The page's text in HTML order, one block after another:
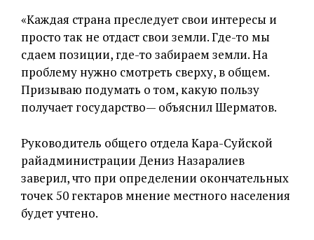
«Каждая страна преследует свои интересы и
просто так не отдаст свои земли. Где-то мы
сдаем позиции, где-то забираем земли. На
проблему нужно смотреть сверху, в общем.
Призываю подумать о том, какую пользу
получает государство— объяснил Шерматов.
Руководитель общего отдела Кара-Суйской
райадминистрации Дениз Назаралиев
заверил, что при определении окончательных
точек 50 гектаров мнение местного населения
будет учтено.